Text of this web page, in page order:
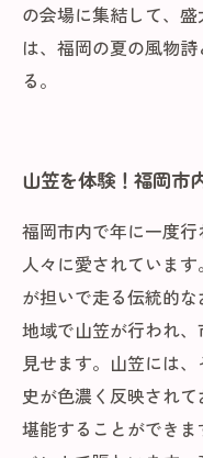
の会場に集結して、
は、福岡の夏の風物
る。
山笠を体験！福岡市
福岡市内で年に一度
人々に愛されていま
が担いで走る伝統的
地域で山笠が行われ
見せます。山笠には
史が色濃く反映され
堪能することができ